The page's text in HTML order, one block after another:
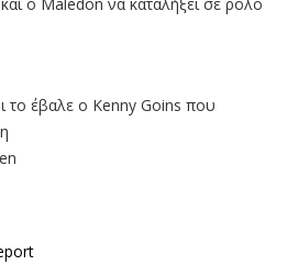
το έβαλε ο Kenny Goins που